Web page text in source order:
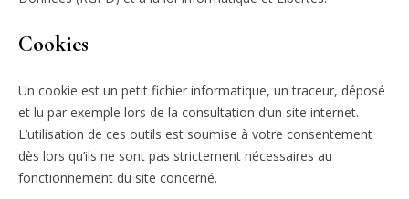
Cookies
Un cookie est un petit fichier informatique, un traceur, déposé
et lu par exemple lors de la consultation d’un site internet.
L’utilisation de ces outils est soumise à votre consentement
dès lors qu’ils ne sont pas strictement nécessaires au
fonctionnement du site concerné.